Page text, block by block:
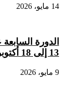
14 مايو، 2026
الدورة
13 إلى 18 أكتوبر 2026
9 مايو، 2026